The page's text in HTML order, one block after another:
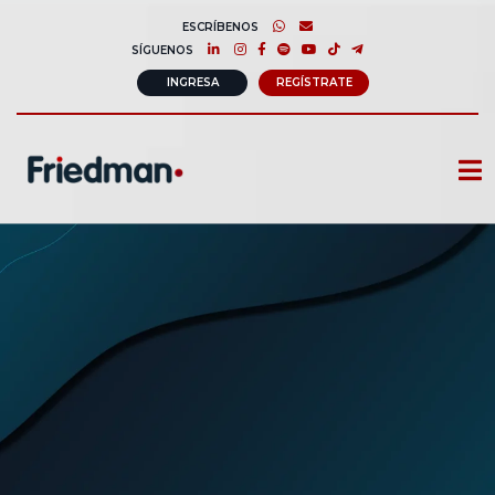
ESCRÍBENOS
SÍGUENOS
INGRESA REGÍSTRATE
CURSOS
CONSULTORÍA CORPORATIVA
COMUNIDAD FRIEDMAN
SOBRE NOSOTROS